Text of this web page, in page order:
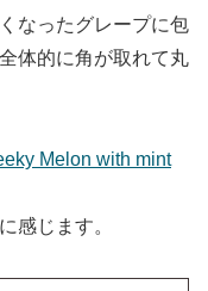
なったグレープに包
体的に角が取れて丸
Melon with mint
感じます。